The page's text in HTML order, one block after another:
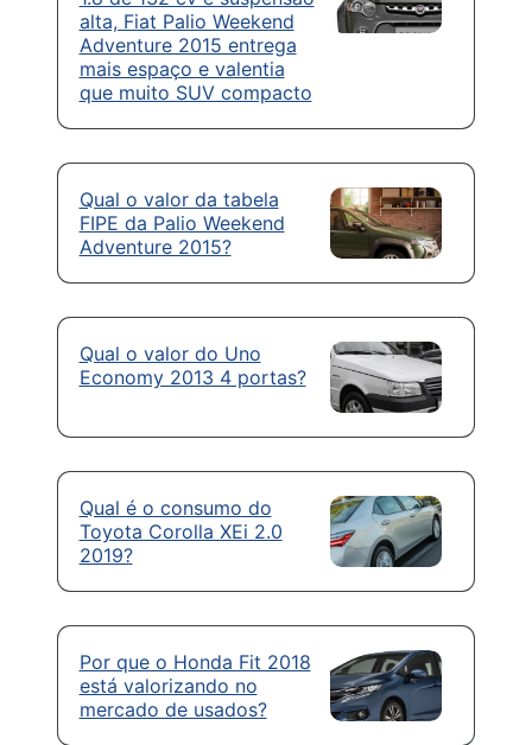
alta, Fiat Palio Weekend
Adventure 2015 entrega
mais espaço e valentia
que muito SUV compacto
Qual o valor da tabela
FIPE da Palio Weekend
Adventure 2015?
Qual o valor do Uno
Economy 2013 4 portas?
Qual é o consumo do
Toyota Corolla XEi 2.0
2019?
Por que o Honda Fit 2018
está valorizando no
mercado de usados?